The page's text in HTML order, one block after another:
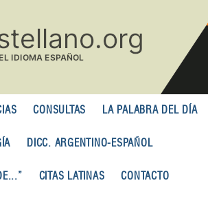
CONSULTAS LA PALABRA DEL DÍA
DICC. ARGENTINO-ESPAÑOL
CITAS LATINAS CONTACTO